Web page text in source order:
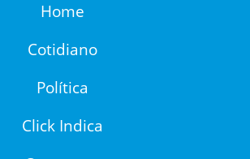
Home
Cotidiano
Política
Click Indica